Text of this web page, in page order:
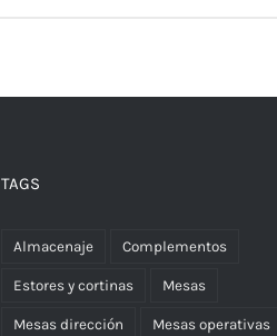
TAGS
Almacenaje Complementos
Estores y cortinas Mesas
Mesas dirección Mesas operativas